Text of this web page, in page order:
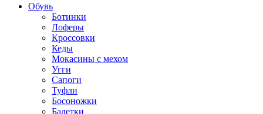
Обувь
Ботинки
Лоферы
Кроссовки
Кеды
Мокасины с мехом
Угги
Сапоги
Туфли
Босоножки
Балетки